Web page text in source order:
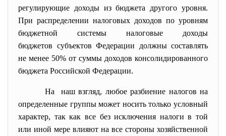
регулирующие доходы избюджета
другого уровня.
При распределении налоговых доходов по уровням
бюджетной системы налоговые доходы
бюджетов субъектов Федерации должны составлять
не менее 50% от суммы доходов консолидированного
бюджета Российской Федерации.
На наш взгляд, любое разбиение налогов на
определенные группы может носить только условный
характер, так как все без исключения налогив той
или иной мере влияют на все стороны хозяйственной